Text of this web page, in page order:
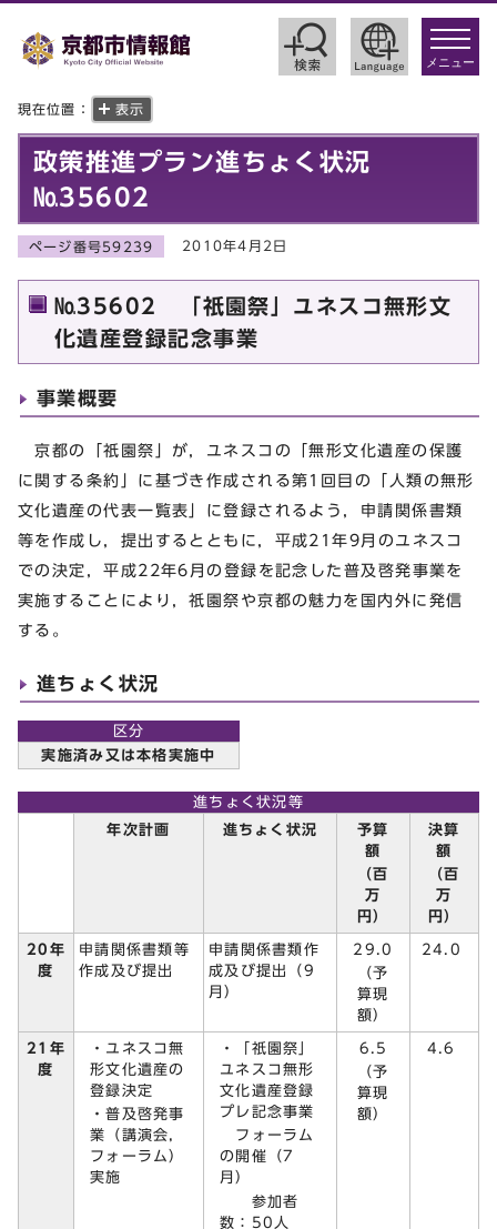
toggle
メニュー
現在位置： 表示
政策推進プラン進ちょく状況
№35602
ページ番号59239 2010年4月2日
№35602 「祇園祭」ユネスコ無形文
化遺産登録記念事業
事業概要
京都の「祇園祭」が，ユネスコの「無形文化遺産の保護
に関する条約」に基づき作成される第1回目の「人類の無形
文化遺産の代表一覧表」に登録されるよう，申請関係書類
等を作成し，提出するとともに，平成21年9月のユネスコ
での決定，平成22年6月の登録を記念した普及啓発事業を
実施することにより，祇園祭や京都の魅力を国内外に発信
する。
進ちょく状況
区分
実施済み又は本格実施中
進ちょく状況等
年次計画
進ちょく状況
予算
額
（百
万
円）
決算
額
（百
万
円）
20年
度
申請関係書類等
作成及び提出
申請関係書類作
成及び提出（9
月）
29.0
（予
算現
額）
24.0
21年
度
・ユネスコ無
形文化遺産の
登録決定
・普及啓発事
業（講演会，
フォーラム）
実施
・「祇園祭」
ユネスコ無形
文化遺産登録
プレ記念事業
フォーラム
の開催（7
月）
参加者
数：50人
6.5
（予
算現
額）
4.6